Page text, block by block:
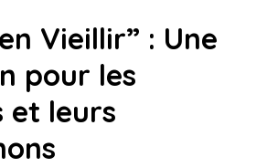
Vieillir” : Une
pour les
et leurs